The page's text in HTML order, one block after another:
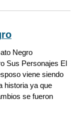
Negro
Sus Personajes El
viene siendo
historia ya que
se fueron